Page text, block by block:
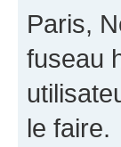
Paris,
fuseau
le faire.